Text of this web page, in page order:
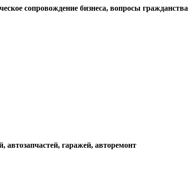
сопровождение бизнеса, вопросы гражданства
автозапчастей, гаражей, авторемонт